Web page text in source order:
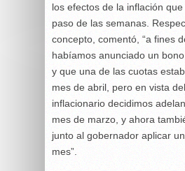
los efectos de la inflación
paso de las semanas.
concepto, comentó, “a fines
habíamos anunciado un
y que una de las cuotas
mes de abril, pero en vista
inflacionario decidimos
mes de marzo, y ahora
junto al gobernador aplicar
mes”.